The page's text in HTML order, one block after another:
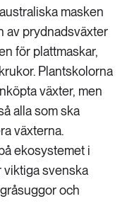
masken
av prydnadsväxter
för plattmaskar,
Plantskolorna
växter, men
alla som ska
växterna.
ekosystemet i
viktiga svenska
och